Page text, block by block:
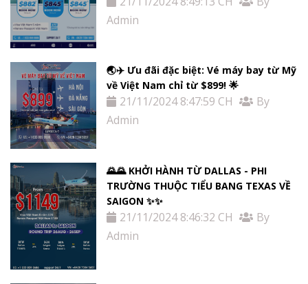
Admin
🌏✈️ Ưu đãi đặc biệt: Vé máy bay từ Mỹ
về Việt Nam chỉ từ $899! 🌟
21/11/2024 8:47:59 CH
By
Admin
🌄🌄 KHỞI HÀNH TỪ DALLAS - PHI
TRƯỜNG THUỘC TIỂU BANG TEXAS VỀ
SAIGON ✨✨
21/11/2024 8:46:32 CH
By
Admin